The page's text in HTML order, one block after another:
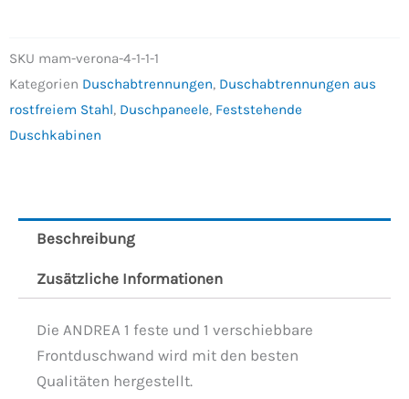
SKU mam-verona-4-1-1-1
Kategorien Duschabtrennungen, Duschabtrennungen aus
rostfreiem Stahl, Duschpaneele, Feststehende
Duschkabinen
Beschreibung
Zusätzliche Informationen
Die ANDREA 1 feste und 1 verschiebbare
Frontduschwand wird mit den besten
Qualitäten hergestellt.